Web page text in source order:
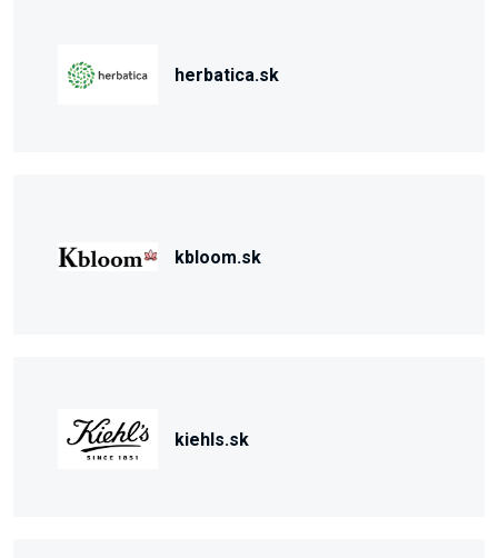
herbatica.sk
kbloom.sk
kiehls.sk